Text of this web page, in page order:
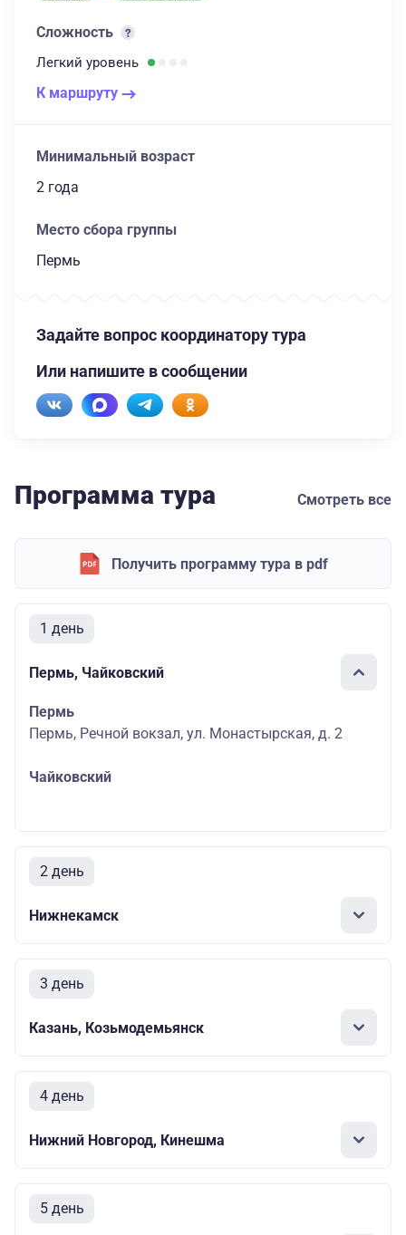
Сложность
Легкий уровень
К маршруту
Минимальный возраст
2 года
Место сбора группы
Пермь
Задайте вопрос координатору тура
Или напишите в сообщении
Программа тура Смотреть все
Получить программу тура в pdf
1 день
Пермь, Чайковский
Пермь
Пермь, Речной вокзал, ул. Монастырская, д. 2
Чайковский
2 день
Нижнекамск
3 день
Казань, Козьмодемьянск
4 день
Нижний Новгород, Кинешма
5 день